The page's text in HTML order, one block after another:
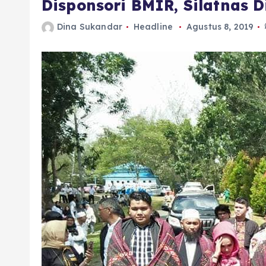
Disponsori BMIR, Silatnas
Dina Sukandar Headline Agustus 8, 2019